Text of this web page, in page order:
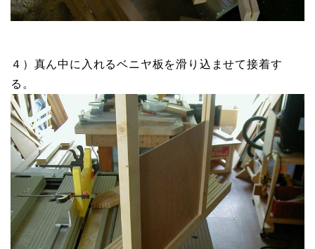
４）真ん中に入れるベニヤ板を滑り込ませて接着す
る。